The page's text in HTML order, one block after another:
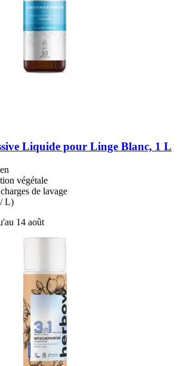
Liquide pour Linge Blanc, 1 L
végétale
de lavage
L)
14 août